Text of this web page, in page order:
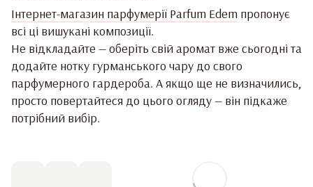
Інтернет-магазин парфумерії Parfum Edem пропонує
всі ці вишукані композиції.
Не відкладайте — оберіть свій аромат вже сьогодні та
додайте нотку гурманського чару до свого
парфумерного гардероба. А якщо ще не визначились,
просто повертайтеся до цього огляду — він підкаже
потрібний вибір.